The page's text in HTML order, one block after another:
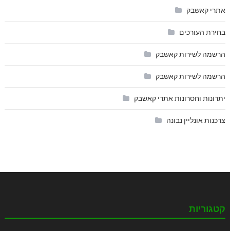
אתרי קאשבק
בחירת העורכים
הרשמה לשירות קאשבק
הרשמה לשירות קאשבק
יתרונות וחסרונות אתרי קאשבק
צרכנות אונליין נבונה
קטגוריות